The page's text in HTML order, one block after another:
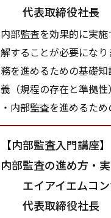
代表取締役社長
内部監査を効果的に実
解することが必要にな
務を進めるための基礎
義（規程の存在と準拠
・内部監査を進めるた
【内部監査入門講座】
内部監査の進め方・
エイアイエムコン
代表取締役社長